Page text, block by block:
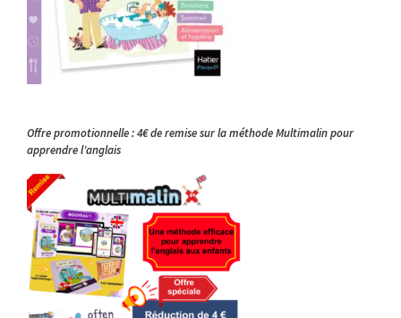
Offre promotionnelle : 4€ de remise sur la méthode Multimalin pour
apprendre l’anglais